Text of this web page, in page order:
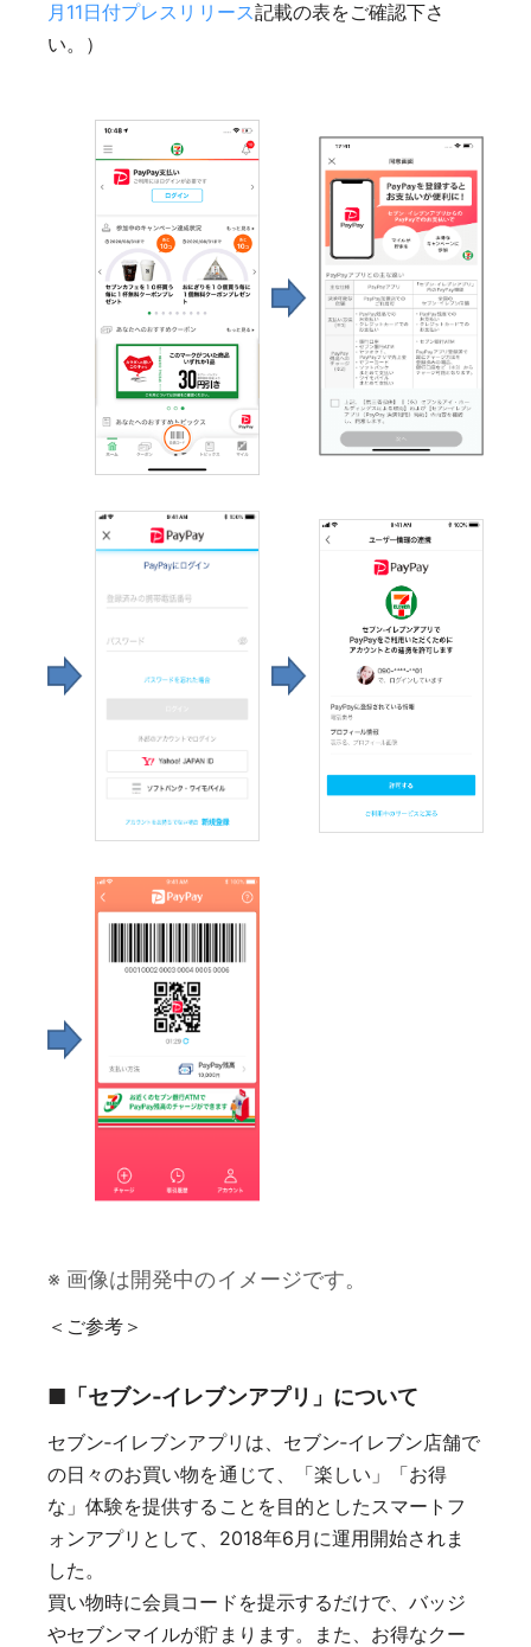
月11日付プレスリリース記載の表をご確認下さ
い。）
※ 画像は開発中のイメージです。
＜ご参考＞
■「セブン‐イレブンアプリ」について
セブン‐イレブンアプリは、セブン‐イレブン店舗で
の日々のお買い物を通じて、「楽しい」「お得
な」体験を提供することを目的としたスマートフ
ォンアプリとして、2018年6月に運用開始されま
した。
買い物時に会員コードを提示するだけで、バッジ
やセブンマイルが貯まります。また、お得なクー